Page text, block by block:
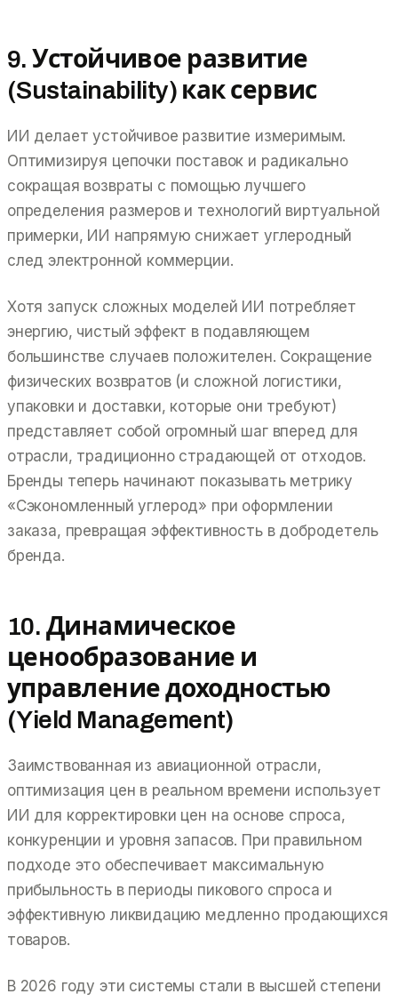
9. Устойчивое развитие
(Sustainability) как сервис
ИИ делает устойчивое развитие измеримым.
Оптимизируя цепочки поставок и радикально
сокращая возвраты с помощью лучшего
определения размеров и технологий виртуальной
примерки, ИИ напрямую снижает углеродный
след электронной коммерции.
Хотя запуск сложных моделей ИИ потребляет
энергию, чистый эффект в подавляющем
большинстве случаев положителен. Сокращение
физических возвратов (и сложной логистики,
упаковки и доставки, которые они требуют)
представляет собой огромный шаг вперед для
отрасли, традиционно страдающей от отходов.
Бренды теперь начинают показывать метрику
«Сэкономленный углерод» при оформлении
заказа, превращая эффективность в добродетель
бренда.
10. Динамическое
ценообразование и
управление доходностью
(Yield Management)
Заимствованная из авиационной отрасли,
оптимизация цен в реальном времени использует
ИИ для корректировки цен на основе спроса,
конкуренции и уровня запасов. При правильном
подходе это обеспечивает максимальную
прибыльность в периоды пикового спроса и
эффективную ликвидацию медленно продающихся
товаров.
В 2026 году эти системы стали в высшей степени